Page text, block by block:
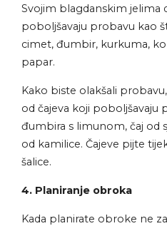
Svojim blagdanskim jelima
poboljšavaju probavu kao
cimet, đumbir, kurkuma,
papar.
Kako biste olakšali
od čajeva koji poboljšavaju
đumbira s limunom, čaj od
od kamilice. Čajeve pijte
šalice.
4. Planiranje obroka
Kada planirate obroke ne